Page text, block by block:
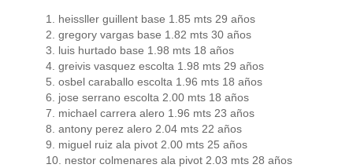
1. heissller guillent base 1.85 mts 29 años
2. gregory vargas base 1.82 mts 30 años
3. luis hurtado base 1.98 mts 18 años
4. greivis vasquez escolta 1.98 mts 29 años
5. osbel caraballo escolta 1.96 mts 18 años
6. jose serrano escolta 2.00 mts 18 años
7. michael carrera alero 1.96 mts 23 años
8. antony perez alero 2.04 mts 22 años
9. miguel ruiz ala pivot 2.00 mts 25 años
10. nestor colmenares ala pivot 2.03 mts 28 años